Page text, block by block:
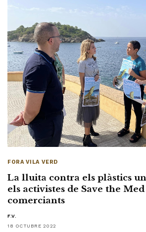
FORA VILA VERD
La lluita contra els plàstics
els activistes de Save the
comerciants
F.V.
18 OCTUBRE 2022